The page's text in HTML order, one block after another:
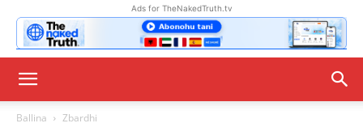
Ads for TheNakedTruth.tv
Ballina Zbardhi